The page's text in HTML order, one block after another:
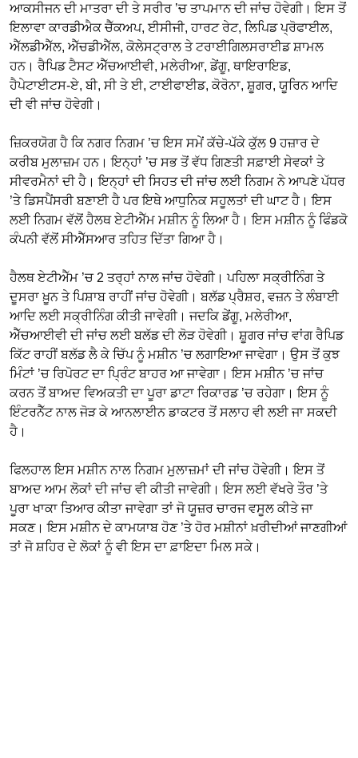
ਆਕਸੀਜਨ ਦੀ ਮਾਤਰਾ ਦੀ ਤੇ ਸਰੀਰ ’ਚ ਤਾਪਮਾਨ ਦੀ ਜਾਂਚ ਹੋਵੇਗੀ। ਇਸ ਤੋਂ
ਇਲਾਵਾ ਕਾਰਡੀਐਕ ਚੈੱਕਅਪ, ਈਸੀਜੀ, ਹਾਰਟ ਰੇਟ, ਲਿਪਿਡ ਪ੍ਰੋਫਾਈਲ,
ਐੱਲਡੀਐੱਲ, ਐੱਚਡੀਐੱਲ, ਕੋਲੇਸਟ੍ਰਾਲ ਤੇ ਟਰਾਈਗਿਲਸਰਾਈਡ ਸ਼ਾਮਲ
ਹਨ। ਰੈਪਿਡ ਟੈਸਟ ਐੱਚਆਈਵੀ, ਮਲੇਰੀਆ, ਡੇਂਗੂ, ਥਾਇਰਾਇਡ,
ਹੈਪੇਟਾਈਟਸ-ਏ, ਬੀ, ਸੀ ਤੇ ਈ, ਟਾਈਫਾਈਡ, ਕੋਰੋਨਾ, ਸ਼ੂਗਰ, ਯੂਰਿਨ ਆਦਿ
ਦੀ ਵੀ ਜਾਂਚ ਹੋਵੇਗੀ।
ਜ਼ਿਕਰਯੋਗ ਹੈ ਕਿ ਨਗਰ ਨਿਗਮ ’ਚ ਇਸ ਸਮੇਂ ਕੱਚੇ-ਪੱਕੇ ਕੁੱਲ 9 ਹਜ਼ਾਰ ਦੇ
ਕਰੀਬ ਮੁਲਾਜ਼ਮ ਹਨ। ਇਨ੍ਹਾਂ ’ਚ ਸਭ ਤੋਂ ਵੱਧ ਗਿਣਤੀ ਸਫ਼ਾਈ ਸੇਵਕਾਂ ਤੇ
ਸੀਵਰਮੈਨਾਂ ਦੀ ਹੈ। ਇਨ੍ਹਾਂ ਦੀ ਸਿਹਤ ਦੀ ਜਾਂਚ ਲਈ ਨਿਗਮ ਨੇ ਆਪਣੇ ਪੱਧਰ
’ਤੇ ਡਿਸਪੈਂਸਰੀ ਬਣਾਈ ਹੈ ਪਰ ਇਥੇ ਆਧੁਨਿਕ ਸਹੂਲਤਾਂ ਦੀ ਘਾਟ ਹੈ। ਇਸ
ਲਈ ਨਿਗਮ ਵੱਲੋਂ ਹੈਲਥ ਏਟੀਐੱਮ ਮਸ਼ੀਨ ਨੂੰ ਲਿਆ ਹੈ। ਇਸ ਮਸ਼ੀਨ ਨੂੰ ਫਿੰਡਕੋ
ਕੰਪਨੀ ਵੱਲੋਂ ਸੀਐੱਸਆਰ ਤਹਿਤ ਦਿੱਤਾ ਗਿਆ ਹੈ।
ਹੈਲਥ ਏਟੀਐੱਮ ’ਚ 2 ਤਰ੍ਹਾਂ ਨਾਲ ਜਾਂਚ ਹੋਵੇਗੀ। ਪਹਿਲਾ ਸਕ੍ਰੀਨਿੰਗ ਤੇ
ਦੂਸਰਾ ਖ਼ੂਨ ਤੇ ਪਿਸ਼ਾਬ ਰਾਹੀਂ ਜਾਂਚ ਹੋਵੇਗੀ। ਬਲੱਡ ਪ੍ਰੈਸ਼ਰ, ਵਜ਼ਨ ਤੇ ਲੰਬਾਈ
ਆਦਿ ਲਈ ਸਕ੍ਰੀਨਿੰਗ ਕੀਤੀ ਜਾਵੇਗੀ। ਜਦਕਿ ਡੇਂਗੂ, ਮਲੇਰੀਆ,
ਐੱਚਆਈਵੀ ਦੀ ਜਾਂਚ ਲਈ ਬਲੱਡ ਦੀ ਲੋੜ ਹੋਵੇਗੀ। ਸ਼ੂਗਰ ਜਾਂਚ ਵਾਂਗ ਰੈਪਿਡ
ਕਿੱਟ ਰਾਹੀਂ ਬਲੱਡ ਲੈ ਕੇ ਚਿੱਪ ਨੂੰ ਮਸ਼ੀਨ ’ਚ ਲਗਾਇਆ ਜਾਵੇਗਾ। ਉਸ ਤੋਂ ਕੁਝ
ਮਿੰਟਾਂ ’ਚ ਰਿਪੋਰਟ ਦਾ ਪ੍ਰਿੰਟ ਬਾਹਰ ਆ ਜਾਵੇਗਾ। ਇਸ ਮਸ਼ੀਨ ’ਚ ਜਾਂਚ
ਕਰਨ ਤੋਂ ਬਾਅਦ ਵਿਅਕਤੀ ਦਾ ਪੂਰਾ ਡਾਟਾ ਰਿਕਾਰਡ ’ਚ ਰਹੇਗਾ। ਇਸ ਨੂੰ
ਇੰਟਰਨੈੱਟ ਨਾਲ ਜੋੜ ਕੇ ਆਨਲਾਈਨ ਡਾਕਟਰ ਤੋਂ ਸਲਾਹ ਵੀ ਲਈ ਜਾ ਸਕਦੀ
ਹੈ।
ਫਿਲਹਾਲ ਇਸ ਮਸ਼ੀਨ ਨਾਲ ਨਿਗਮ ਮੁਲਾਜ਼ਮਾਂ ਦੀ ਜਾਂਚ ਹੋਵੇਗੀ। ਇਸ ਤੋਂ
ਬਾਅਦ ਆਮ ਲੋਕਾਂ ਦੀ ਜਾਂਚ ਵੀ ਕੀਤੀ ਜਾਵੇਗੀ। ਇਸ ਲਈ ਵੱਖਰੇ ਤੌਰ ’ਤੇ
ਪੂਰਾ ਖਾਕਾ ਤਿਆਰ ਕੀਤਾ ਜਾਵੇਗਾ ਤਾਂ ਜੋ ਯੂਜ਼ਰ ਚਾਰਜ ਵਸੂਲ ਕੀਤੇ ਜਾ
ਸਕਣ। ਇਸ ਮਸ਼ੀਨ ਦੇ ਕਾਮਯਾਬ ਹੋਣ ’ਤੇ ਹੋਰ ਮਸ਼ੀਨਾਂ ਖ਼ਰੀਦੀਆਂ ਜਾਣਗੀਆਂ
ਤਾਂ ਜੋ ਸ਼ਹਿਰ ਦੇ ਲੋਕਾਂ ਨੂੰ ਵੀ ਇਸ ਦਾ ਫ਼ਾਇਦਾ ਮਿਲ ਸਕੇ।